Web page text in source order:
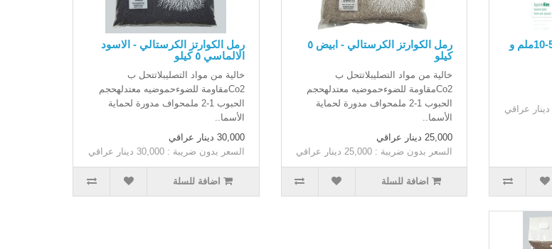
حصى الاحواض الطبيعي 5-10ملم و
رمل الكوارتز الكرستالي - ابيض ٥
كيلو
خالية من مواد التصليبلاتتحل ب
Co2مقاومة للضوءحموضيه معتدلهحجم
الحبوب 1-2 ملمحواف مدورة لحماية
الأسما..
25,000 دينار عراقي
السعر بدون ضريبة : 25,000 دينار عراقي
اضافة للسلة
رمل الكوارتز الكرستالي - الاسود
الالماسي ٥ كيلو
خالية من مواد التصليبلاتتحل ب
Co2مقاومة للضوءحموضيه معتدلهحجم
الحبوب 1-2 ملمحواف مدورة لحماية
الأسما..
30,000 دينار عراقي
السعر بدون ضريبة : 30,000 دينار عراقي
اضافة للسلة